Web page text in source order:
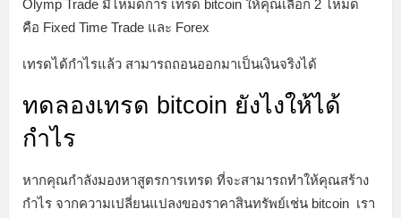
Olymp Trade มีโหมดการ เทรด bitcoin ให้คุณเลือก 2 โหมด
คือ Fixed Time Trade และ Forex
เทรดได้กำไรแล้ว สามารถถอนออกมาเป็นเงินจริงได้
ทดลองเทรด bitcoin ยังไงให้ได้
กำไร
หากคุณกำลังมองหาสูตรการเทรด ที่จะสามารถทำให้คุณสร้าง
กำไร จากความเปลี่ยนแปลงของราคาสินทรัพย์เช่น bitcoin เรา